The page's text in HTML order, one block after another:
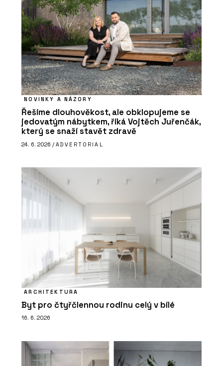
NOVINKY A NÁZORY
Řešíme dlouhověkost, ale obklopujeme se
jedovatým nábytkem, říká Vojtěch Juřenčák,
který se snaží stavět zdravě
24. 6. 2026 / ADVERTORIAL
ARCHITEKTURA
Byt pro čtyřčlennou rodinu celý v bílé
16. 6. 2026